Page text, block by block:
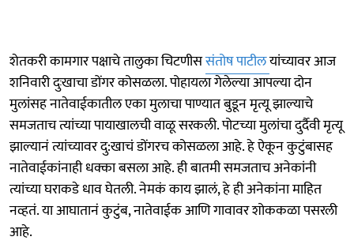
शेतकरी कामगार पक्षाचे तालुका चिटणीससंतोष पाटीलयांच्यावर आज
शनिवारी दुःखाचा डोंगर कोसळला. पोहायला गेलेल्या आपल्या दोन
मुलांसह नातेवाईकातील एका मुलाचा पाण्यात बुडून मृत्यू झाल्याचे
समजताच त्यांच्या पायाखालची वाळू सरकली. पोटच्या मुलांचा दुर्दैवी मृत्यू
झाल्यानं त्यांच्यावर दु:खाचं डोंगरच कोसळला आहे. हे ऐकून कुटुंबासह
नातेवाईकांनाही धक्का बसला आहे. ही बातमी समजताच अनेकांनी
त्यांच्या घराकडे धाव घेतली. नेमकं काय झालं, हे ही अनेकांना माहित
नव्हतं. या आघातानं कुटुंब, नातेवाईक आणि गावावर शोककळा पसरली
आहे.